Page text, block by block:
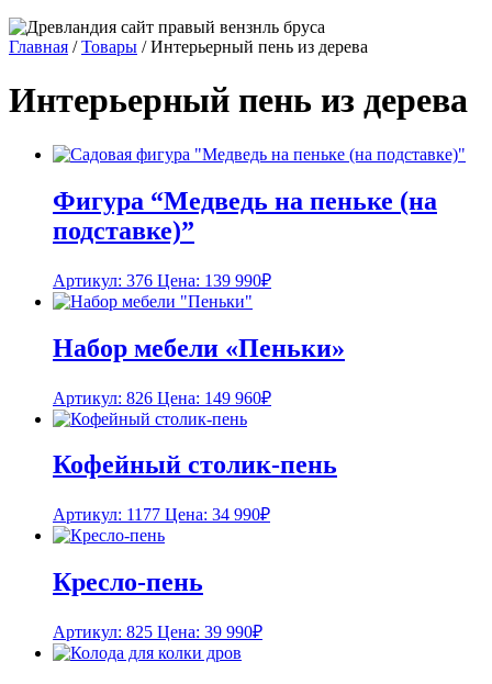
Главная /Товары /Интерьерный пень из дерева
Интерьерный пень из дерева
Фигура “Медведь на пеньке (на
подставке)”
Артикул: 376 Цена: 139 990₽
Набор мебели «Пеньки»
Артикул: 826 Цена: 149 960₽
Кофейный столик-пень
Артикул: 1177 Цена: 34 990₽
Кресло-пень
Артикул: 825 Цена: 39 990₽